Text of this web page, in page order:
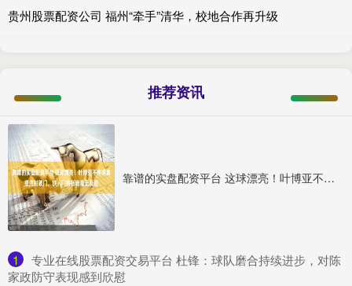
贵州股票配资公司 福州“牵手”清华，校地合作再升级
推荐资讯
靠谱的实盘配资平台 这球漂亮！叶博亚不停球直接兜射破门，铁人门将张岩毫无反应
1
​专业在线股票配资交易平台 杜锋：球队磨合持续进步，对陈
家政防守表现感到欣慰